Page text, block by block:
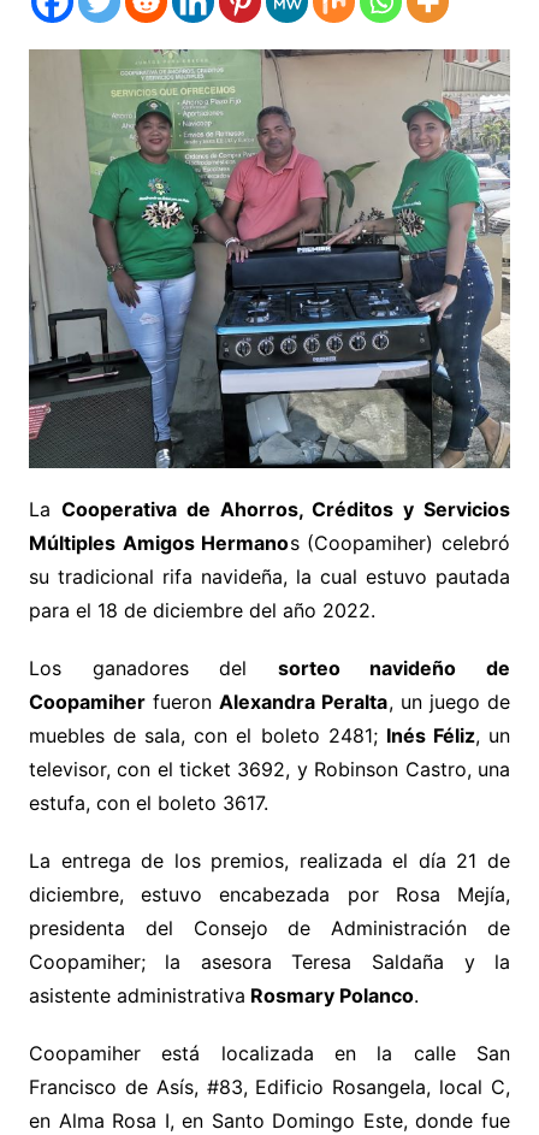
La Cooperativa de Ahorros, Créditos y Servicios
Múltiples Amigos Hermanos (Coopamiher) celebró
su tradicional rifa navideña, la cual estuvo pautada
para el 18 de diciembre del año 2022.
Los ganadores del sorteo navideño de
CoopamiherfueronAlexandra Peralta, un juego de
muebles de sala, con el boleto 2481; Inés Féliz, un
televisor, con el ticket 3692, y Robinson Castro, una
estufa, con el boleto 3617.
La entrega de los premios, realizada el día 21 de
diciembre, estuvo encabezada por Rosa Mejía,
presidenta del Consejo de Administración de
Coopamiher; la asesora Teresa Saldaña y la
asistente administrativa Rosmary Polanco.
Coopamiher está localizada en la calle San
Francisco de Asís, #83, Edificio Rosangela, local C,
en Alma Rosa I, en Santo Domingo Este, donde fue